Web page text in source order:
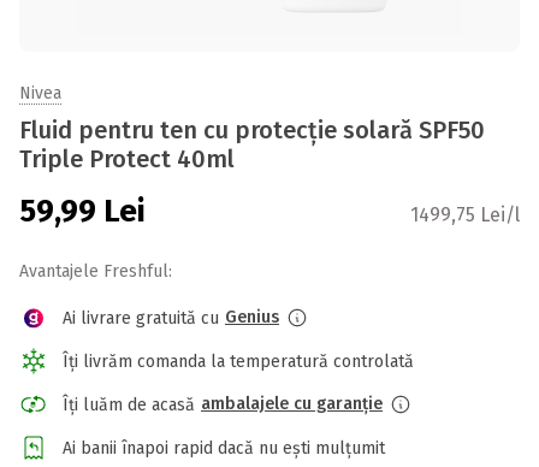
Nivea
Fluid pentru ten cu protecție solară SPF50
Triple Protect 40ml
59,99 Lei 1499,75 Lei/l
Avantajele Freshful:
Ai livrare gratuită cu Genius
Îți livrăm comanda la temperatură controlată
Îți luăm de acasă ambalajele cu garanție
Ai banii înapoi rapid dacă nu ești mulțumit